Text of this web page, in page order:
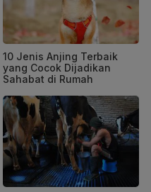
10 Jenis Anjing Terbaik
yang Cocok Dijadikan
Sahabat di Rumah